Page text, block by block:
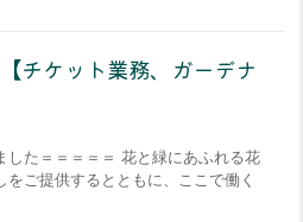
チケット業務、ガーデナ
した＝＝＝＝＝ 花と緑にあふれる花
ご提供するとともに、ここで働く